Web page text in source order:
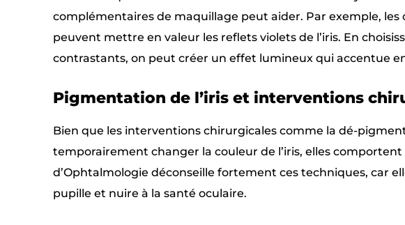
complémentaires de maquillage peut aider. Par exemple, les
peuvent mettre en valeur les reflets violets de l’iris. En
contrastants, on peut créer un effet lumineux qui accentue
Pigmentation de l’iris et interventions
Bien que les interventions chirurgicales comme la dé-
temporairement changer la couleur de l’iris, elles comportent
d’Ophtalmologie déconseille fortement ces techniques, car
pupille et nuire à la santé oculaire.